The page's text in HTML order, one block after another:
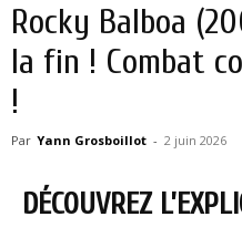
Rocky Balboa
la fin ! Combat
!
Par Yann Grosboillot - 2 juin 2026
DÉCOUVREZ